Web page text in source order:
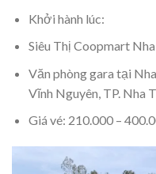
Khởi hành lúc:
Siêu Thị Coopmart
Văn phòng gara tại
Vĩnh Nguyên, TP. Nha
Giá vé: 210.000 –